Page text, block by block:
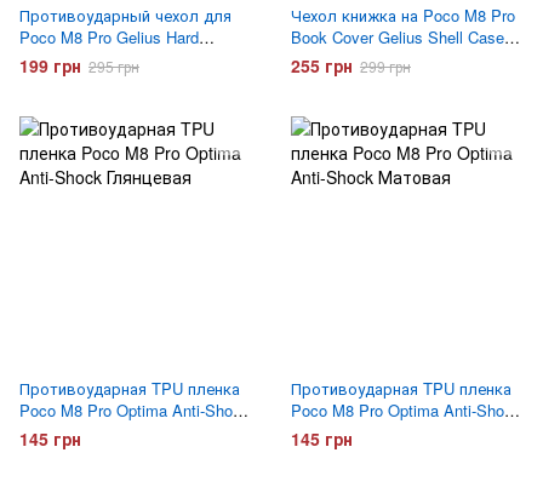
Противоударный чехол для
Poco M8 Pro Gelius Hard
Defence PC Series Черный
199 грн 295 грн
Чехол книжка на Poco M8 Pro
Book Cover Gelius Shell Case
Черный
255 грн 299 грн
Противоударная TPU пленка
Poco M8 Pro Optima Anti-Shock
Глянцевая
145 грн
Противоударная TPU пленка
Poco M8 Pro Optima Anti-Shock
Матовая
145 грн